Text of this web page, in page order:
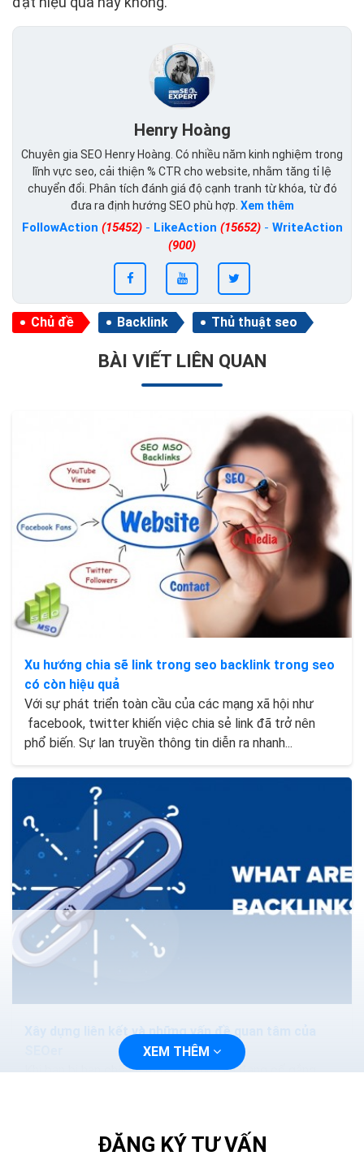
Henry Hoàng
Chuyên gia SEO Henry Hoàng. Có nhiều năm kinh nghiệm trong
lĩnh vực seo, cải thiện % CTR cho website, nhằm tăng tỉ lệ
chuyển đổi. Phân tích đánh giá độ cạnh tranh từ khóa, từ đó
đưa ra định hướng SEO phù hợp. Xem thêm
FollowAction (15452)- LikeAction (15652)- WriteAction
(900)
Chủ đề Backlink Thủ thuật seo
BÀI VIẾT LIÊN QUAN
Xu hướng chia sẽ link trong seo backlink trong seo
có còn hiệu quả
Với sự phát triển toàn cầu của các mạng xã hội như
facebook, twitter khiến việc chia sẻ link đã trở nên
phổ biến. Sự lan truyền thông tin diễn ra nhanh...
Xây dựng liên kết và những vấn đề quan tâm của
Khi bạn bị hạn chế về mặt tài chính và đang cố gắng
XEM THÊM
ĐĂNG KÝ TƯ VẤN